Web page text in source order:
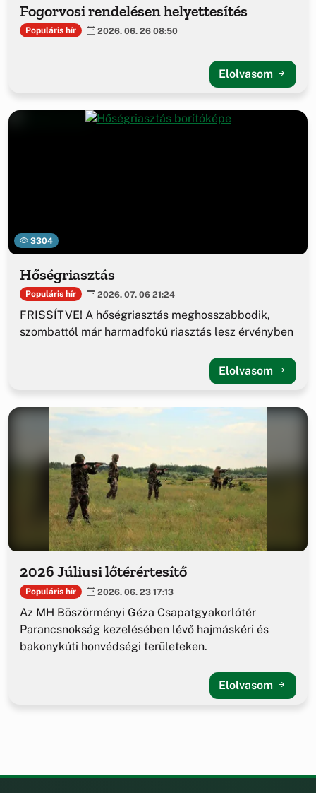
Fogorvosi rendelésen helyettesítés
Populáris hír 2026. 06. 26 08:50
Elolvasom
3304
Hőségriasztás
Populáris hír 2026. 07. 06 21:24
FRISSÍTVE! A hőségriasztás meghosszabbodik,
szombattól már harmadfokú riasztás lesz érvényben
Elolvasom
2026 Júliusi lőtérértesítő
Populáris hír 2026. 06. 23 17:13
Az MH Böszörményi Géza Csapatgyakorlótér
Parancsnokság kezelésében lévő hajmáskéri és
bakonykúti honvédségi területeken.
Elolvasom